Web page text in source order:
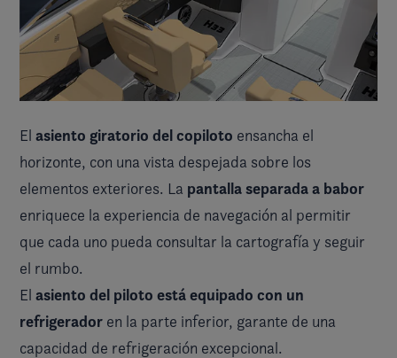
El asiento giratorio del copiloto ensancha el
horizonte, con una vista despejada sobre los
elementos exteriores. La pantalla separada a babor
enriquece la experiencia de navegación al permitir
que cada uno pueda consultar la cartografía y seguir
el rumbo.
El asiento del piloto está equipado con un
refrigerador en la parte inferior, garante de una
capacidad de refrigeración excepcional.